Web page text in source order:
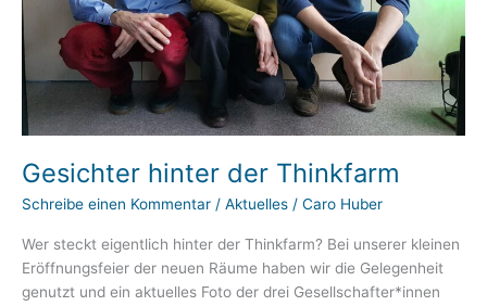
Gesichter hinter der Thinkfarm
Schreibe einen Kommentar / Aktuelles / Caro Huber
Wer steckt eigentlich hinter der Thinkfarm? Bei unserer kleinen
Eröffnungsfeier der neuen Räume haben wir die Gelegenheit
genutzt und ein aktuelles Foto der drei Gesellschafter*innen